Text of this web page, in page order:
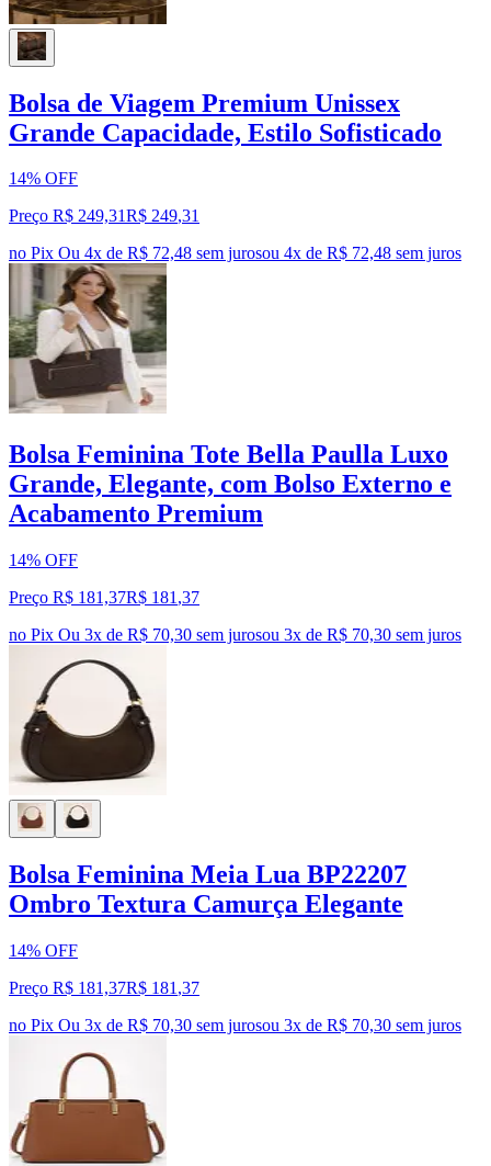
Bolsa de Viagem Premium Unissex
Grande Capacidade, Estilo Sofisticado
14% OFF
Preço R$ 249,31R$ 249,31
no Pix Ou 4x de R$ 72,48 sem jurosou 4x de R$ 72,48 sem juros
Bolsa Feminina Tote Bella Paulla Luxo
Grande, Elegante, com Bolso Externo e
Acabamento Premium
14% OFF
Preço R$ 181,37R$ 181 ,37
no Pix Ou 3x de R$ 70,30 sem jurosou 3x de R$ 70,30 sem juros
Bolsa Feminina Meia Lua BP22207
Ombro Textura Camurça Elegante
14% OFF
Preço R$ 181,37R$ 181 ,37
no Pix Ou 3x de R$ 70,30 sem jurosou 3x de R$ 70,30 sem juros